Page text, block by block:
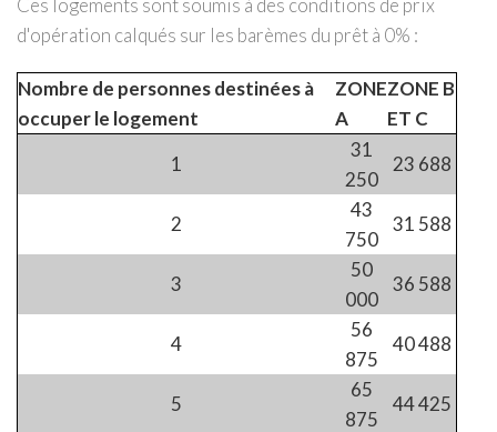
Ces logements sont soumis à des conditions de prix
d'opération calqués sur les barèmes du prêt à 0% :
Nombre de personnes destinées à
occuper le logement
ZONE
A
ZONE B
ET C
1
31
250
23 688
2
43
750
31 588
3
50
000
36 588
4
56
875
40 488
5
65
875
44 425